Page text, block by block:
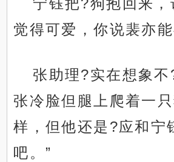
宁钰把?狗抱回来，
觉得可爱，你说裴亦
张助理?实在想象不
张冷脸但腿上爬着一
样，但他还是?应和宁
吧。”